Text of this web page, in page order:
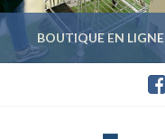
BOUTIQUE EN LIGNE
VOIR LES PRODUITS